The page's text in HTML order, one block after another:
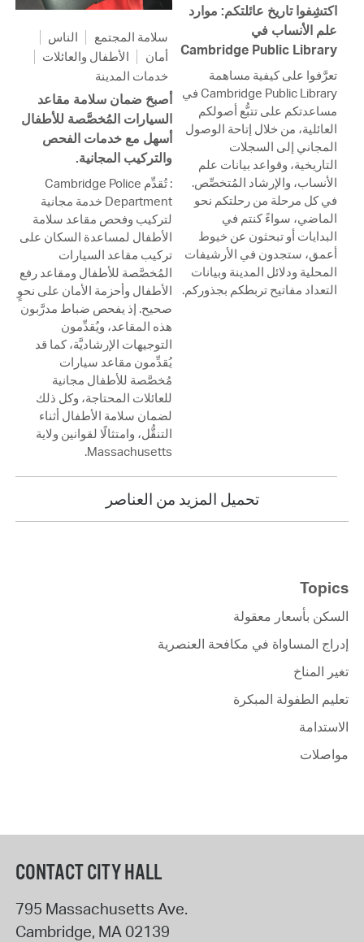
سلامة المجتمع
الناس
أمان
الأطفال والعائلات
خدمات المدينة
أصبحَ ضمان سلامة مقاعد
السيارات المُخصَّصة للأطفال
أسهل مع خدمات الفحص
والتركيب المجانية.
: تُقدِّم Cambridge Police
Department خدمة مجانية
لتركيب وفحص مقاعد سلامة
الأطفال لمساعدة السكان على
تركيب مقاعد السيارات
المُخصَّصة للأطفال ومقاعد رفع
الأطفال وأحزمة الأمان على نحوٍ
صحيح. إذ يفحص ضباط مدرَّبون
هذه المقاعد، ويُقدِّمون
التوجيهات الإرشاديَّة، كما قد
يُقدِّمون مقاعد سيارات
مُخصَّصة للأطفال مجانية
للعائلات المحتاجة، وكل ذلك
لضمان سلامة الأطفال أثناء
التنقُّل، وامتثالًا لقوانين ولاية
Massachusetts.
اكتشِفوا تاريخ عائلتكم: موارد
علم الأنساب في
Cambridge Public Library
تعرَّفوا على كيفية مساهمة
Cambridge Public Library في
مساعدتكم على تتبُّع أصولكم
العائلية، من خلال إتاحة الوصول
المجاني إلى السجلات
التاريخية، وقواعد بيانات علم
الأنساب، والإرشاد المُتخصِّص.
في كل مرحلة من رحلتكم نحو
الماضي، سواءً كنتم في
البدايات أو تبحثون عن خيوط
أعمق، ستجدون في الأرشيفات
المحلية ودلائل المدينة وبيانات
التعداد مفاتيح تربطكم بجذوركم.
تحميل المزيد من العناصر
Topics
السكن بأسعار معقولة
إدراج المساواة في مكافحة العنصرية
تغير المناخ
تعليم الطفولة المبكرة
الاستدامة
مواصلات
CONTACT CITY HALL
795 Massachusetts Ave.
Cambridge, MA02139